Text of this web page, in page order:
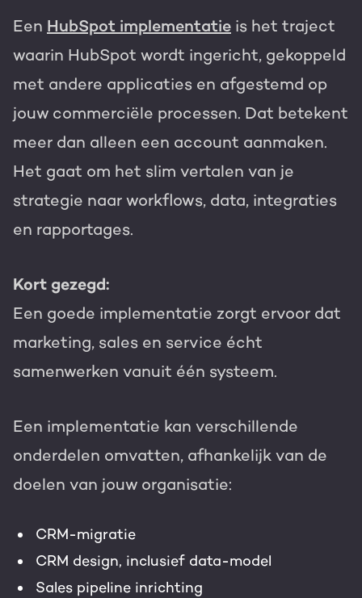
Een HubSpot implementatie is het traject
waarin HubSpot wordt ingericht, gekoppeld
met andere applicaties en afgestemd op
jouw commerciële processen. Dat betekent
meer dan alleen een account aanmaken.
Het gaat om het slim vertalen van je
strategie naar workflows, data, integraties
en rapportages.
Kort gezegd:
Een goede implementatie zorgt ervoor dat
marketing, sales en service écht
samenwerken vanuit één systeem.
Een implementatie kan verschillende
onderdelen omvatten, afhankelijk van de
doelen van jouw organisatie:
CRM-migratie
CRM design, inclusief data-model
Sales pipeline inrichting